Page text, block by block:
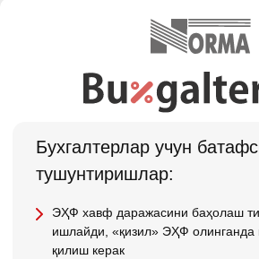
Бухгалтерлар учун
тушунтиришлар:
ЭҲФ хавф даражасини баҳолаш
ишлайди, «қизил» ЭҲФ олинганда
қилиш керак